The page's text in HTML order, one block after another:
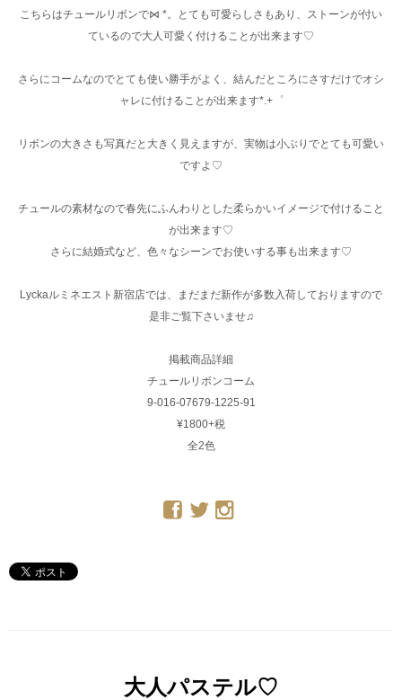
こちらはチュールリボンで⋈ *。とても可愛らしさもあり、ストーンが付い
ているので大人可愛く付けることが出来ます♡
さらにコームなのでとても使い勝手がよく、結んだところにさすだけでオシ
ャレに付けることが出来ます*.+゜
リボンの大きさも写真だと大きく見えますが、実物は小ぶりでとても可愛い
ですよ♡
チュールの素材なので春先にふんわりとした柔らかいイメージで付けること
が出来ます♡
さらに結婚式など、色々なシーンでお使いする事も出来ます♡
Lyckaルミネエスト新宿店では、まだまだ新作が多数入荷しておりますので
是非ご覧下さいませ♫
掲載商品詳細
チュールリボンコーム
9-016-07679-1225-91
¥1800+税
全2色
大人パステル♡